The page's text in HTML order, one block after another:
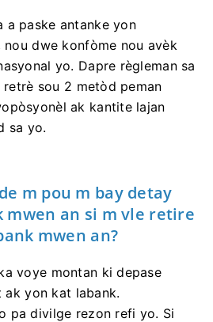
a paske antanke yon
dwe konfòme nou avèk
yo. Dapre règleman sa
sou 2 metòd peman
ak kantite lajan
sa yo.
m pou m bay detay
mwen an si m vle retire
mwen an?
voye montan ki depase
yon kat labank.
pa divilge rezon refi yo. Si